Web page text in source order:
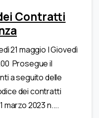
Contratti
21 maggio | Giovedì
Prosegue il
a seguito delle
dei contratti
2023 n....